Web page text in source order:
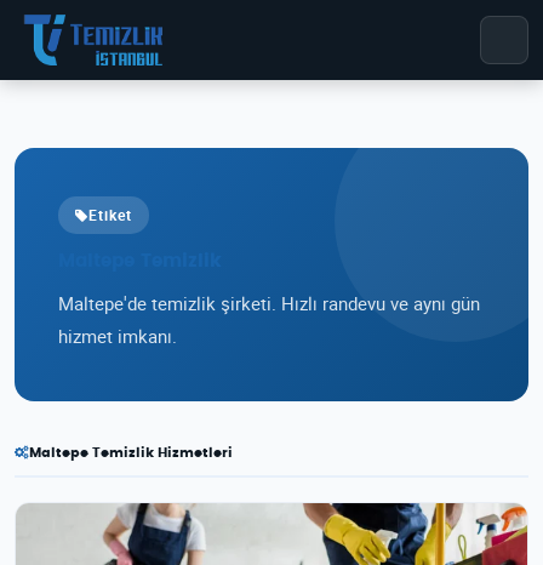
Etiket
Maltepe'de temizlik şirketi. Hızlı randevu ve aynı gün
hizmet imkanı.
Maltepe Temizlik Hizmetleri